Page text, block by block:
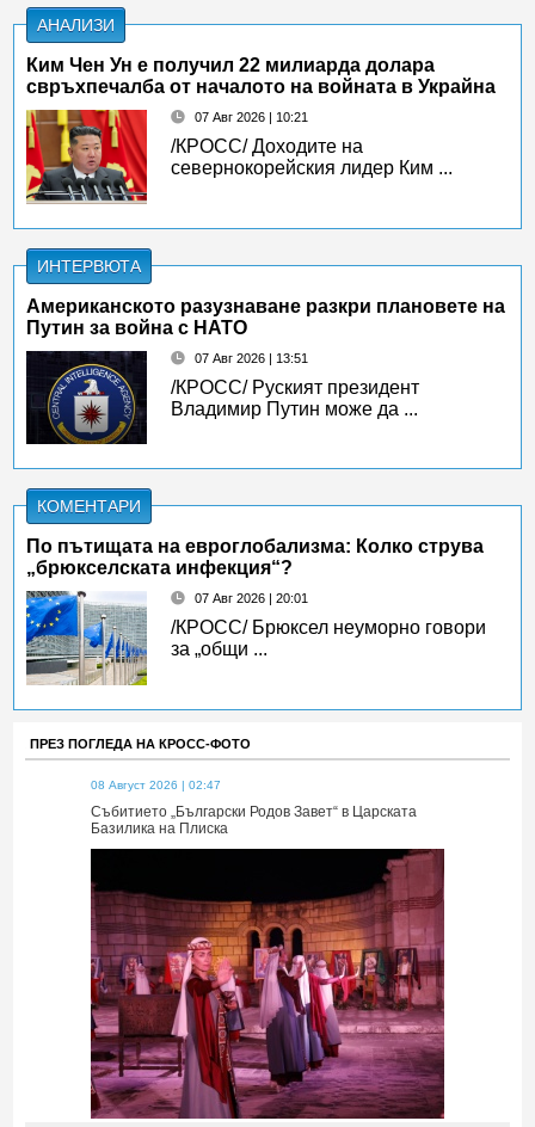
АНАЛИЗИ
Ким Чен Ун е получил 22 милиарда долара
свръхпечалба от началото на войната в Украйна
07 Авг 2026 | 10:21
/КРОСС/ Доходите на
севернокорейския лидер Ким ...
ИНТЕРВЮТА
Американското разузнаване разкри плановете на
Путин за война с НАТО
07 Авг 2026 | 13:51
/КРОСС/ Руският президент
Владимир Путин може да ...
КОМЕНТАРИ
По пътищата на евроглобализма: Колко струва
„брюкселската инфекция“?
07 Авг 2026 | 20:01
/КРОСС/ Брюксел неуморно говори
за „общи ...
ПРЕЗ ПОГЛЕДА НА КРОСС-ФОТО
08 Август 2026 | 02:47
Събитието „Български Родов Завет“ в Царската
Базилика на Плиска